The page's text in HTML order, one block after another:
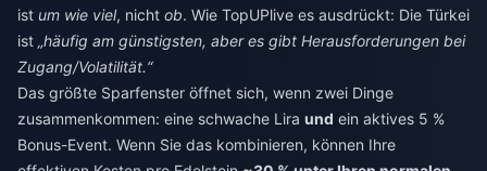
ist um wie viel, nicht ob. Wie TopUPlive es ausdrückt: Die Türkei
ist „häufig am günstigsten, aber es gibt Herausforderungen bei
Zugang/Volatilität.“
Das größte Sparfenster öffnet sich, wenn zwei Dinge
zusammenkommen: eine schwache Lira und ein aktives 5 %
Bonus-Event. Wenn Sie das kombinieren, können Ihre